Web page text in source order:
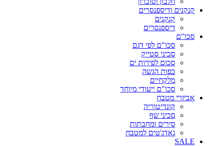
קנקנים ודיספנסרים
קנקנים
דיספנסרים
סכו"ם
סכו"ם לפי דגם
סכיני סטייק
סכום לפירות ים
כפות הגשה
מלקחיים
סכו"ם ייעודי מיוחד
אביזרי מטבח
קונדיטוריה
סכיני שף
סירים ומחבתות
גאדג'טים למטבח
SALE